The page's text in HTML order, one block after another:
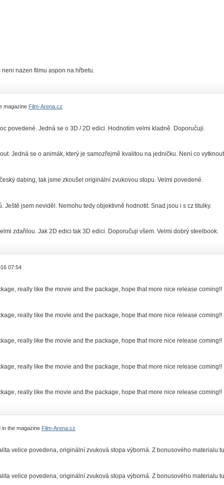
nazen filmu aspon na hřbetu.
magazine Film-Arena.cz
povedené. Jedná se o 3D / 2D edici. Hodnotím velmi kladně. Doporučuji.
Jedná se o animák, který je samozřejmě kvalitou na jedničku. Není co
dabing, tak jsme zkoušel originální zvukovou stopu. Velmi povedené.
Ještě jsem neviděl. Nemohu tedy objektivně hodnotit. Snad jsou i s cz titulky.
zdařilou. Jak 2D edici tak 3D edici. Doporučuji všem. Velmi dobrý steelbook.
07:54
really like the movie and the package, hope that more nice release coming!!
really like the movie and the package, hope that more nice release coming!!
really like the movie and the package, hope that more nice release coming!!
really like the movie and the package, hope that more nice release coming!!
really like the movie and the package, hope that more nice release coming!!
in the magazine Film-Arena.cz
velice povedena, originální zvuková stopa výborná. Z bonusového materialu
velice povedena, originální zvuková stopa výborná. Z bonusového materialu